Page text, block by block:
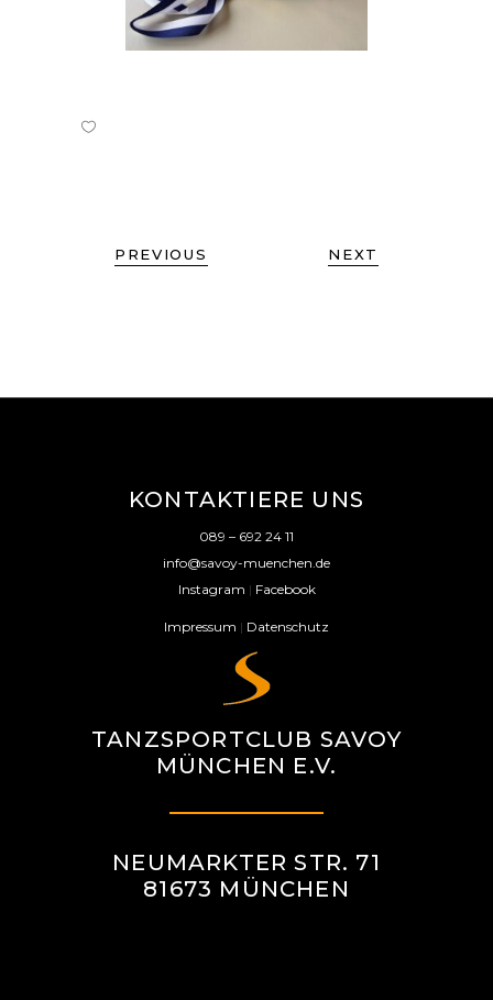
PREVIOUS NEXT
KONTAKTIERE UNS
089 – 692 24 11
info@savoy-muenchen.de
Instagram | Facebook
Impressum | Datenschutz
TANZSPORTCLUB SAVOY
MÜNCHEN E.V.
NEUMARKTER STR. 71
81673 MÜNCHEN